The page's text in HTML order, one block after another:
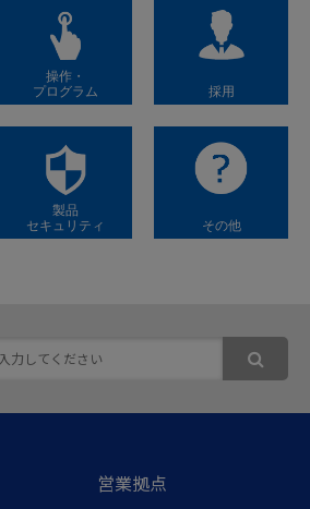
操作・
プログラム
採用
製品
セキュリティ
その他
営業拠点